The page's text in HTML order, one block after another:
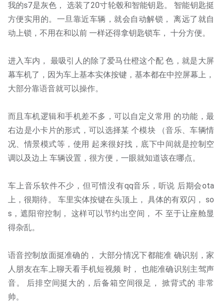
我的s7是灰色， 选装了20寸轮毂和智能钥匙。 智能钥匙挺
方便实用的。一旦靠近车辆，就会自动解锁， 离远了就自
动上锁，不用在和以前 一样还得拿钥匙锁车， 十分方便。
进入车内， 最吸引人的除了爱马仕橙这个配 色，就是大屏
幕车机了，因为车上基本实体按键，基本都在中控屏幕上，
大部分靠语音就可以操作。
而且车机逻辑和手机差不多，可以自定义常用 的功能，最
右边是小卡片的形式，可以选择某 个模块 （音乐、车辆情
况、情景模式等，使用 起来很好找，底下中间就是控制空
调以及边上 车辆设置，很方便，一眼就知道该在哪点。
车上音乐软件不少，但可惜没有qq音乐，听说 后期会ota
上，很期待。 车里实体按键在头顶上， 具体的有双闪， so
s，遮阳帘控制， 这样可以节约出空间， 不 至于让座舱显
得杂乱。
语音控制放面挺准确的， 大部分情况下都能准 确识别，家
人朋友在车上聊天看手机短视频 时， 也能准确识别主驾声
音。 后排空间挺大的，后备箱空间很足， 掀背式的 非常
帅。